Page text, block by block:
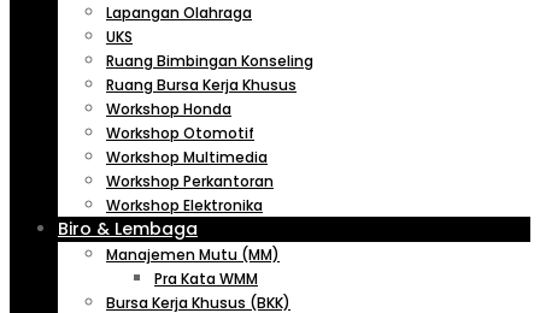
Lapangan Olahraga
UKS
Ruang Bimbingan Konseling
Ruang Bursa Kerja Khusus
Workshop Honda
Workshop Otomotif
Workshop Multimedia
Workshop Perkantoran
Workshop Elektronika
Biro & Lembaga
Manajemen Mutu (MM)
Pra Kata WMM
Bursa Kerja Khusus (BKK)